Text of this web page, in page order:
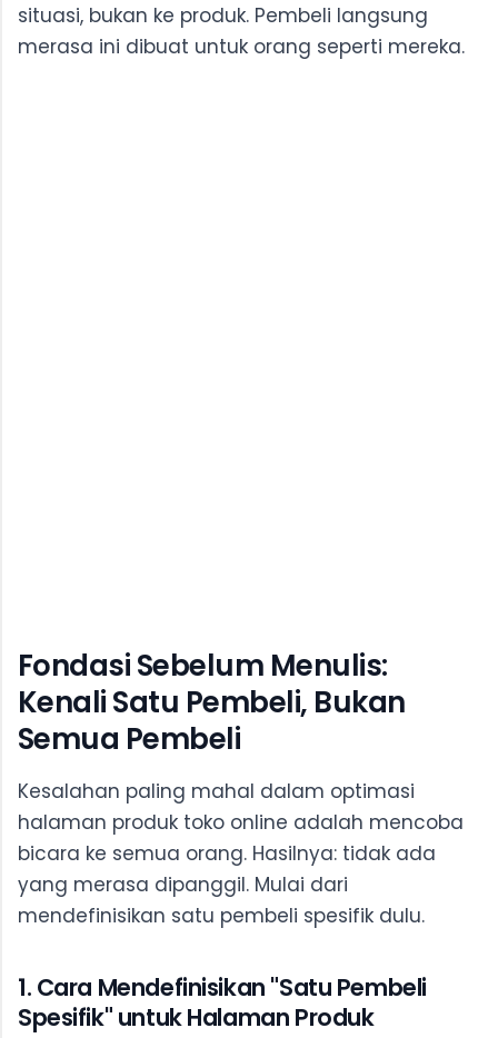
situasi, bukan ke produk. Pembeli langsung
merasa ini dibuat untuk orang seperti mereka.
Fondasi Sebelum Menulis:
Kenali Satu Pembeli, Bukan
Semua Pembeli
Kesalahan paling mahal dalam optimasi
halaman produk toko online adalah mencoba
bicara ke semua orang. Hasilnya: tidak ada
yang merasa dipanggil. Mulai dari
mendefinisikan satu pembeli spesifik dulu.
1. Cara Mendefinisikan "Satu Pembeli
Spesifik" untuk Halaman Produk